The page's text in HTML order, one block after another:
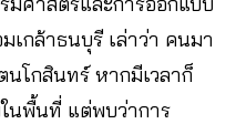
เกล้าธนบุรี เล่าว่า คนมา
นโกสินทร์ หากมีเวลาก็
ในพื้นที่ แต่พบว่าการ